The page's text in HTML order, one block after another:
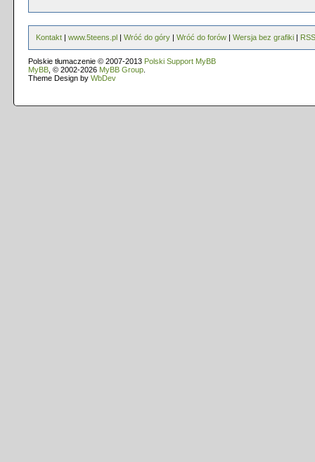
Kontakt | www.5teens.pl | Wróć do góry | Wróć do forów | Wersja bez grafiki | RSS
Polskie tłumaczenie © 2007-2013 Polski Support MyBB
MyBB , © 2002-2026 MyBB Group
Theme Design by WbDev